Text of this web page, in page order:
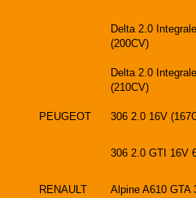
Delta 2.0
(200CV)
Delta 2.0
(210CV)
PEUGEOT 306 2.0 16V
306 2.0 GTI 16V
RENAULT Alpine A610 GTA